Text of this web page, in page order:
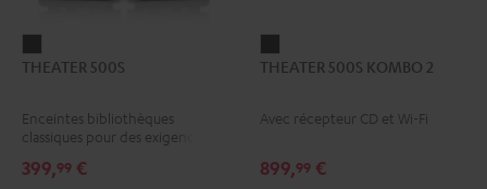
500S
THEATER 500S
Enceintes bibliothèques
classiques pour des exigences
399,99 €
500S
2
THEATER 500S KOMBO 2
Avec récepteur CD et Wi-Fi
899,99 €